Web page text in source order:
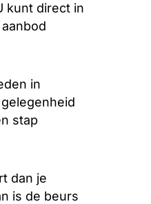
kunt direct in
in
stap
dan je
is de beurs